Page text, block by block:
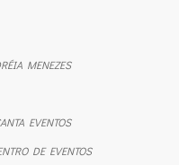
MENEZES
EVENTOS
DE EVENTOS